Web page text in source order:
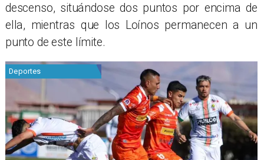
descenso, situándose dos puntos por encima de
ella, mientras que los Loínos permanecen a un
punto de este límite.
Deportes